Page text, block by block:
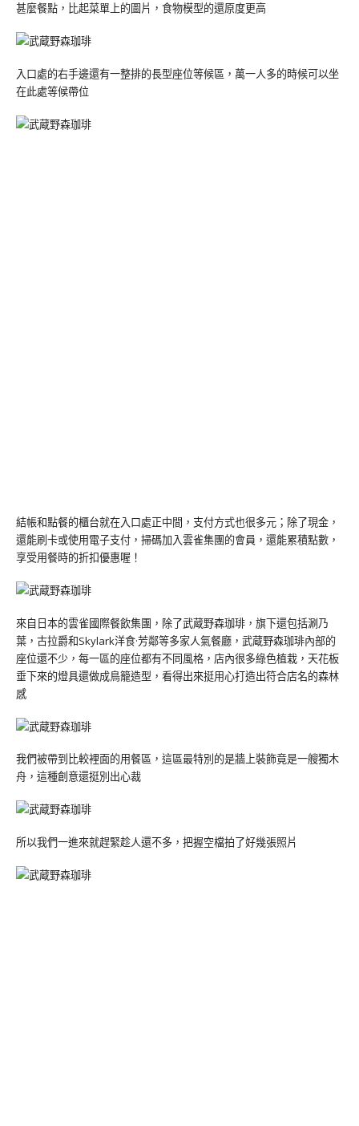
甚麼餐點，比起菜單上的圖片，食物模型的還原度更高
入口處的右手邊還有一整排的長型座位等候區，萬一人多的時候可以坐
在此處等候帶位
結帳和點餐的櫃台就在入口處正中間，支付方式也很多元；除了現金，
還能刷卡或使用電子支付，掃碼加入雲雀集團的會員，還能累積點數，
享受用餐時的折扣優惠喔！
來自日本的雲雀國際餐飲集團，除了武蔵野森珈琲，旗下還包括涮乃
葉，古拉爵和Skylark洋食·芳鄰等多家人氣餐廳，武蔵野森珈琲內部的
座位還不少，每一區的座位都有不同風格，店內很多綠色植栽，天花板
垂下來的燈具還做成鳥籠造型，看得出來挺用心打造出符合店名的森林
感
我們被帶到比較裡面的用餐區，這區最特別的是牆上裝飾竟是一艘獨木
舟，這種創意還挺別出心裁
所以我們一進來就趕緊趁人還不多，把握空檔拍了好幾張照片